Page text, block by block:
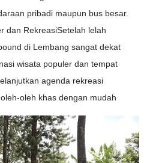
pribadi maupun bus besar.
dan RekreasiSetelah lelah
di Lembang sangat dekat
wisata populer dan tempat
agenda rekreasi
oleh khas dengan mudah